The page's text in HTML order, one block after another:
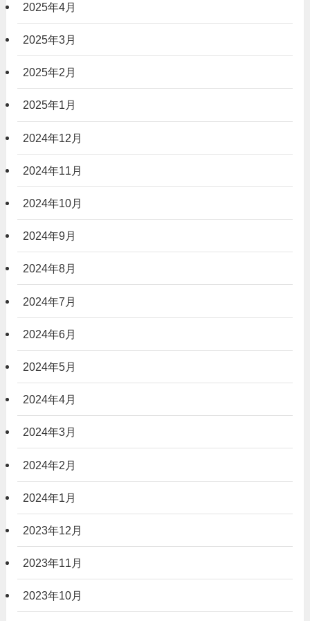
2025年4月
2025年3月
2025年2月
2025年1月
2024年12月
2024年11月
2024年10月
2024年9月
2024年8月
2024年7月
2024年6月
2024年5月
2024年4月
2024年3月
2024年2月
2024年1月
2023年12月
2023年11月
2023年10月